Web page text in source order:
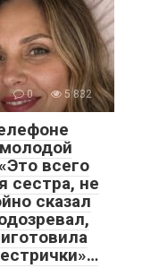
0 5 832
всего
сестра, не
сказал